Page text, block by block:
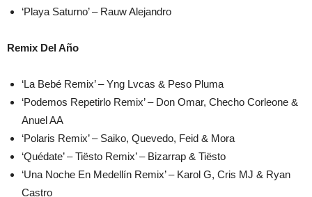
‘Playa Saturno’ – Rauw Alejandro
Remix Del Año
‘La Bebé Remix’ – Yng Lvcas & Peso Pluma
‘Podemos Repetirlo Remix’ – Don Omar, Checho Corleone &
Anuel AA
‘Polaris Remix’ – Saiko, Quevedo, Feid & Mora
‘Quédate’ – Tiësto Remix’ – Bizarrap & Tiësto
‘Una Noche En Medellín Remix’ – Karol G, Cris MJ & Ryan
Castro